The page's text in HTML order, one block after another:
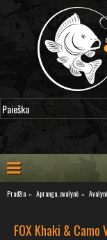
Pradžia Apranga, avalynė
FOX Khaki &